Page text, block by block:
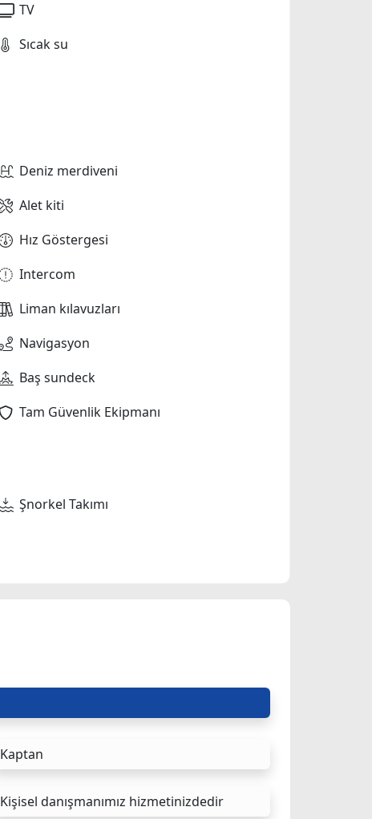
TV
Sıcak su
Deniz merdiveni
Alet kiti
Hız Göstergesi
Intercom
Liman kılavuzları
Navigasyon
Baş sundeck
Tam Güvenlik Ekipmanı
Şnorkel Takımı
Kaptan
Kişisel danışmanımız hizmetinizdedir